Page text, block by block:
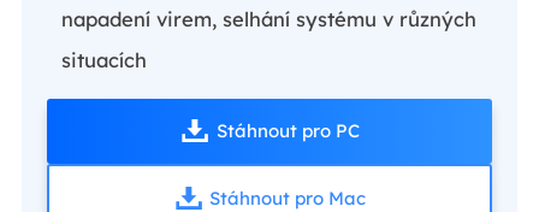
napadení virem, selhání systému v různých
situacích
Stáhnout pro PC
Stáhnout pro Mac